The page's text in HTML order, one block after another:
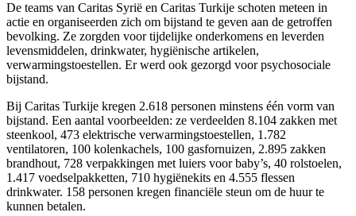
De teams van Caritas Syrië en Caritas Turkije schoten meteen in
actie en organiseerden zich om bijstand te geven aan de getroffen
bevolking. Ze zorgden voor tijdelijke onderkomens en leverden
levensmiddelen, drinkwater, hygiënische artikelen,
verwarmingstoestellen. Er werd ook gezorgd voor psychosociale
bijstand.
Bij Caritas Turkije kregen 2.618 personen minstens één vorm van
bijstand. Een aantal voorbeelden: ze verdeelden 8.104 zakken met
steenkool, 473 elektrische verwarmingstoestellen, 1.782
ventilatoren, 100 kolenkachels, 100 gasfornuizen, 2.895 zakken
brandhout, 728 verpakkingen met luiers voor baby’s, 40 rolstoelen,
1.417 voedselpakketten, 710 hygiënekits en 4.555 flessen
drinkwater. 158 personen kregen financiële steun om de huur te
kunnen betalen.